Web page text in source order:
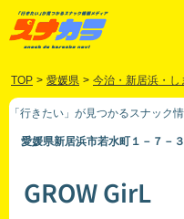
TOP > 愛媛県 > 今治・新居浜・し
「行きたい」が見つかるスナック
愛媛県新居浜市若水町１－７－
GROW GirL